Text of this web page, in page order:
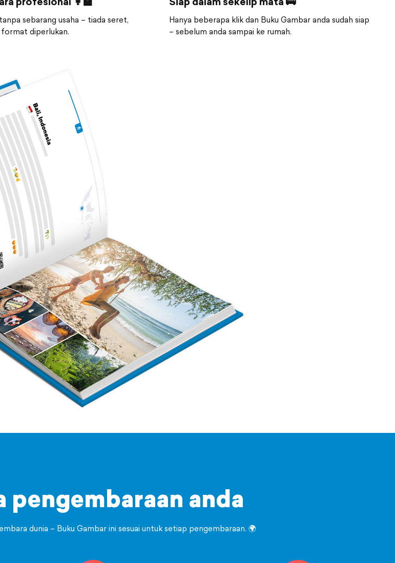
sebarang usaha – tiada seret,
diperlukan.
Hanya beberapa klik dan Buku Gambar anda sudah siap
– sebelum anda sampai ke rumah.
pengembaraan anda
dunia – Buku Gambar ini sesuai untuk setiap pengembaraan. 🌍